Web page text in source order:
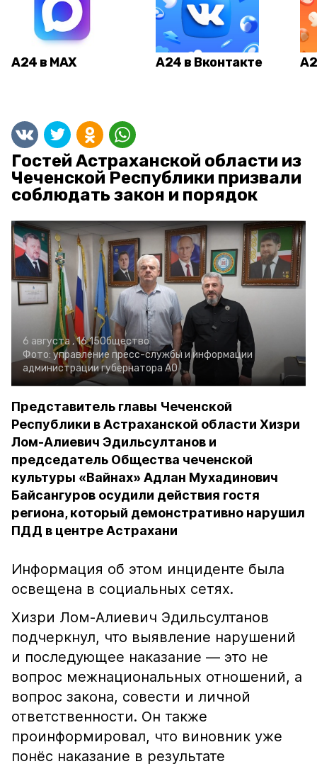
А24 в MAX А24 в Вконтакте
Гостей Астраханской области из
Чеченской Республики призвали
соблюдать закон и порядок
6 августа , 16:15Общество
Фото: управление пресс-службы и информации
администрации губернатора АО
Представитель главы Чеченской
Республики в Астраханской области Хизри
Лом-Алиевич Эдильсултанов и
председатель Общества чеченской
культуры «Вайнах» Адлан Мухадинович
Байсангуров осудили действия гостя
региона, который демонстративно нарушил
ПДД в центре Астрахани
Информация об этом инциденте была
освещена в социальных сетях.
Хизри Лом-Алиевич Эдильсултанов
подчеркнул, что выявление нарушений
и последующее наказание — это не
вопрос межнациональных отношений, а
вопрос закона, совести и личной
ответственности. Он также
проинформировал, что виновник уже
понёс наказание в результате